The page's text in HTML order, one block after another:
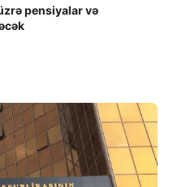
pensiyalar və